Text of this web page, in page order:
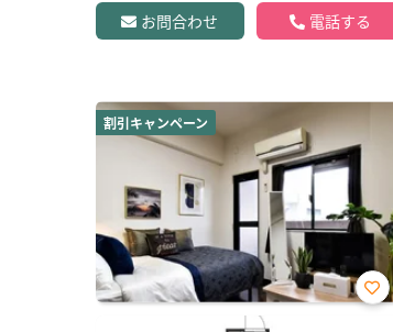
お問合わせ 電話する
割引キャンペーン
お気